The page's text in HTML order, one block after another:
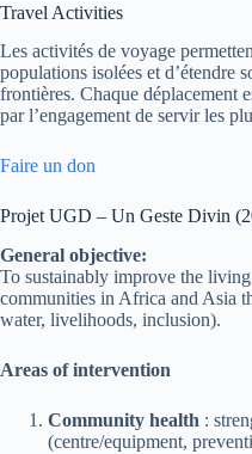
Travel Activities
Les activités de voyage
populations isolées et d’étendre
frontières. Chaque déplacement
par l’engagement de servir les
Faire un don
Projet UGD – Un Geste Divin
General objective:
To sustainably improve the
communities in Africa and Asia
water, livelihoods, inclusion).
Areas of intervention
Community health :
(centre/equipment,